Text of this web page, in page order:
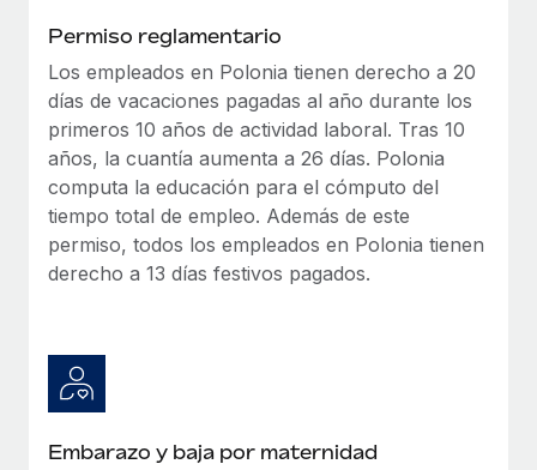
Obtén ayuda de gente experta en RR. HH. globales
y cumplimiento normativo.
Comprobaciones de antecedentes
Simplifica los procesos de cribado de candidatos.
Cumplimiento normativo
Adelántate a los riesgos de cumplimiento
normativo.
en todo el mundo.
Abre entidades conforme a la legalidad enseguida.
CASOS PRÁCTICOS
Nómina global
EOR y PEO
Contractor Management
Impuestos
BLOG
Novedades de producto de Remote:
Permiso reglamentario
Los empleados en Polonia tienen derecho a 20
días de vacaciones pagadas al año durante los
primeros 10 años de actividad laboral. Tras 10
años, la cuantía aumenta a 26 días. Polonia
computa la educación para el cómputo del
tiempo total de empleo. Además de este
permiso, todos los empleados en Polonia tienen
derecho a 13 días festivos pagados.
Embarazo y baja por maternidad